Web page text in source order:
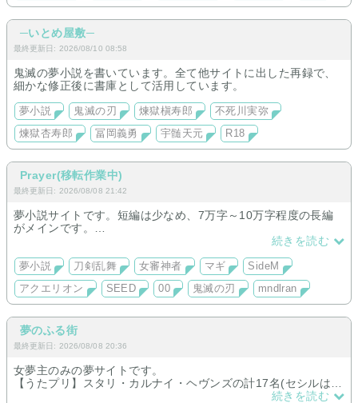
─いとめ屋敷─
最終更新日: 2026/08/10 08:58
鬼滅の夢小説を書いています。全て他サイトに出した再録で、
細かな修正後に書庫として活用しています。
夢小説 鬼滅の刃 煉獄槇寿郎
不死川実弥
煉獄杏寿郎
冨岡義勇 宇髄天元 R18
Prayer(移転作業中)
最終更新日: 2026/08/08 21:42
夢小説サイトです。短編は少なめ、7万字～10万字程度の長編
がメインです。
夢主は固定夢主ですが、読んでいる方がお好きなように解釈く
現在移転作業中のため、徐々に増やしていきます。
続きを読む
夢小説 刀剣乱舞 女審神者 マギ
SideM
アクエリオン
SEED 00 鬼滅の刃 mndlran
夢のふる街
最終更新日: 2026/08/08 20:36
女夢主のみの夢サイトです。
【うたプリ】スタリ・カルナイ・ヘヴンズの計17名(セシルは言
葉の壁があり断念)の個人夢と、その他取り合われる夢など。
続きを読む